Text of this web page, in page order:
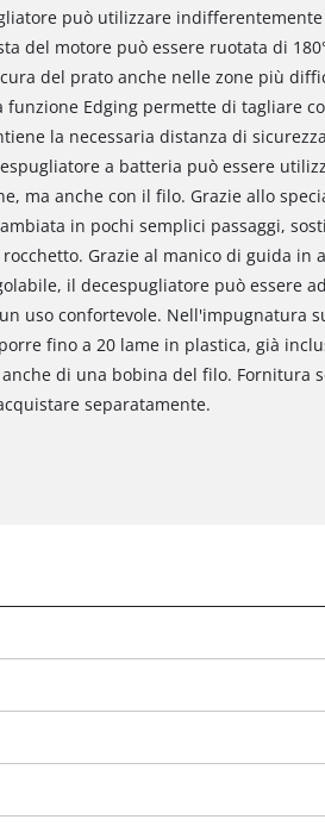
può utilizzare
del motore può essere ruotata di
del prato anche nelle zone più
funzione Edging permette di tagliare
la necessaria distanza di
a batteria può essere
ma anche con il filo. Grazie allo
in pochi semplici passaggi,
Grazie al manico di guida in
il decespugliatore può essere
uso confortevole. Nell'impugnatura
fino a 20 lame in plastica, già
di una bobina del filo. Fornitura
separatamente.